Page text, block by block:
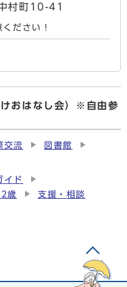
町10-41
ださい！
おはなし会）※自由参
交流
図書館
イド
歳 支援・相談